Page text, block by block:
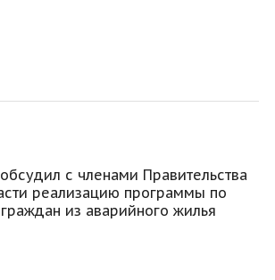
с членами Правительства
реализацию программы по
из аварийного жилья